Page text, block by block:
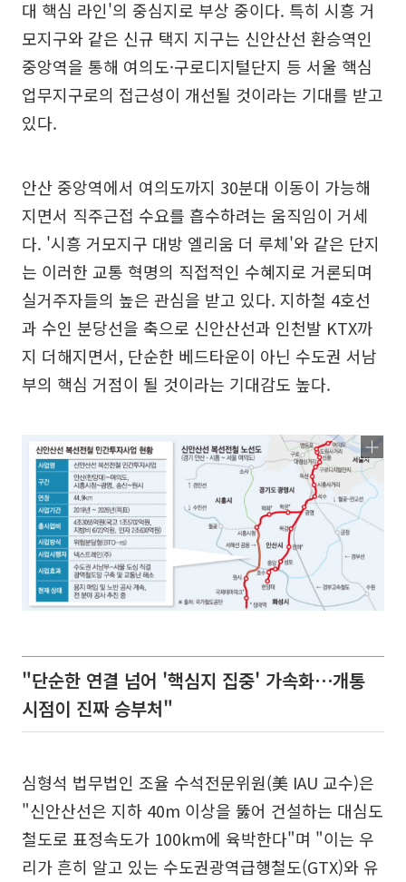
대 핵심 라인'의 중심지로 부상 중이다. 특히 시흥 거
모지구와 같은 신규 택지 지구는 신안산선 환승역인
중앙역을 통해 여의도·구로디지털단지 등 서울 핵심
업무지구로의 접근성이 개선될 것이라는 기대를 받고
있다.
안산 중앙역에서 여의도까지 30분대 이동이 가능해
지면서 직주근접 수요를 흡수하려는 움직임이 거세
다. '시흥 거모지구 대방 엘리움 더 루체'와 같은 단지
는 이러한 교통 혁명의 직접적인 수혜지로 거론되며
실거주자들의 높은 관심을 받고 있다. 지하철 4호선
과 수인 분당선을 축으로 신안산선과 인천발 KTX까
지 더해지면서, 단순한 베드타운이 아닌 수도권 서남
부의 핵심 거점이 될 것이라는 기대감도 높다.
"단순한 연결 넘어 '핵심지 집중' 가속화⋯개통
시점이 진짜 승부처"
심형석 법무법인 조율 수석전문위원(美 IAU 교수)은
"신안산선은 지하 40m 이상을 뚫어 건설하는 대심도
철도로 표정속도가 100km에 육박한다"며 "이는 우
리가 흔히 알고 있는 수도권광역급행철도(GTX)와 유